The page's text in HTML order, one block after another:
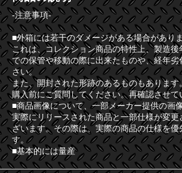
-注意事項-
■外箱には若干のダメージがある場合があり
これは、コレクション商品の特性上、製造
での保管や移動の際に出来たものや、経年
さい。
また、開封された形跡のあるものもありま
購入前にご質問してください。再確認させて
■商品画像について、一部メーカー提供の画
実際にリリースされた商品と一部仕様が変
ざいます。その際は、実際の商品の仕様を優
す。
■基本的には量産